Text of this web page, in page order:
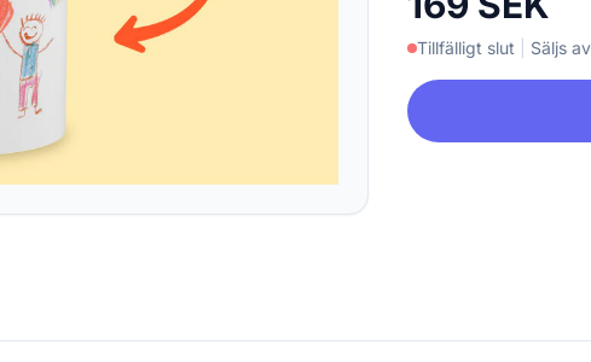
Tillfälligt slut Säljs